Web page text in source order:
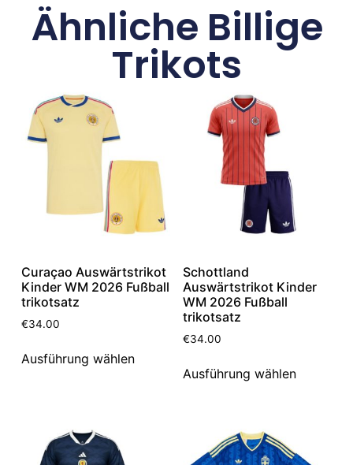
Ähnliche Billige
Trikots
Curaçao Auswärtstrikot
Kinder WM 2026 Fußball
trikotsatz
€34.00
Ausführung wählen
Schottland
Auswärtstrikot Kinder
WM 2026 Fußball
trikotsatz
€34.00
Ausführung wählen